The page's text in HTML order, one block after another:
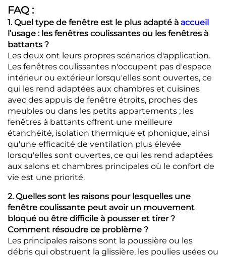
FAQ :
1. Quel type de fenêtre est le plus adapté à accueil
l’usage : les fenêtres coulissantes ou les fenêtres à
battants ?
Les deux ont leurs propres scénarios d'application.
Les fenêtres coulissantes n'occupent pas d'espace
intérieur ou extérieur lorsqu'elles sont ouvertes, ce
qui les rend adaptées aux chambres et cuisines
avec des appuis de fenêtre étroits, proches des
meubles ou dans les petits appartements ; les
fenêtres à battants offrent une meilleure
étanchéité, isolation thermique et phonique, ainsi
qu'une efficacité de ventilation plus élevée
lorsqu'elles sont ouvertes, ce qui les rend adaptées
aux salons et chambres principales où le confort de
vie est une priorité.
2. Quelles sont les raisons pour lesquelles une
fenêtre coulissante peut avoir un mouvement
bloqué ou être difficile à pousser et tirer ?
Comment résoudre ce problème ?
Les principales raisons sont la poussière ou les
débris qui obstruent la glissière, les poulies usées ou